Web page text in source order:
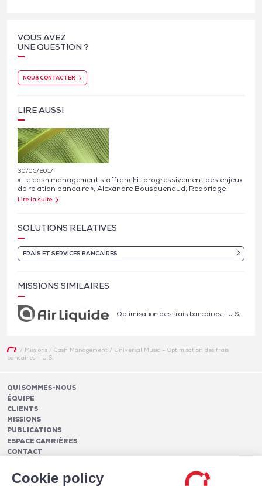
Cookie policy
VOUS AVEZ
UNE QUESTION ?
NOUS CONTACTER
LIRE AUSSI
30/05/2017
« Le cash management s’affranchit progressivement des enjeux
de relation bancaire », Alexandre Bousquenaud, Redbridge
Lire la suite
SOLUTIONS RELATIVES
FRAIS ET SERVICES BANCAIRES
MISSIONS SIMILAIRES
Optimisation des frais bancaires - U.S.
/ Missions/ Cash Management / Universal Music – Optimisation des frais
bancaires – U.S.
QUI SOMMES-NOUS
ÉQUIPE
CLIENTS
MISSIONS
PUBLICATIONS
ESPACE CARRIÈRES
CONTACT
Pilotage des relations bancaires